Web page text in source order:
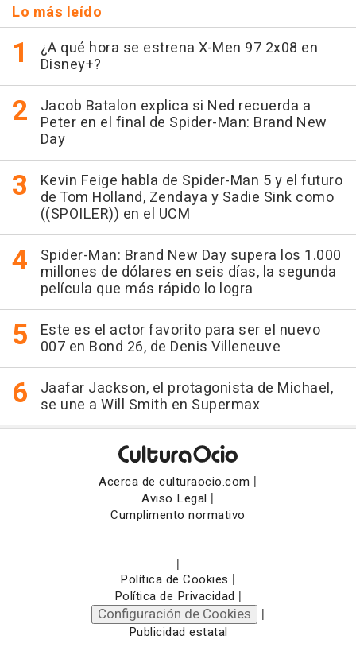
Lo más leído
¿A qué hora se estrena X-Men 97 2x08 en
Disney+?
Jacob Batalon explica si Ned recuerda a
Peter en el final de Spider-Man: Brand New
Day
Kevin Feige habla de Spider-Man 5 y el futuro
de Tom Holland, Zendaya y Sadie Sink como
((SPOILER)) en el UCM
Spider-Man: Brand New Day supera los 1.000
millones de dólares en seis días, la segunda
película que más rápido lo logra
Este es el actor favorito para ser el nuevo
007 en Bond 26, de Denis Villeneuve
Jaafar Jackson, el protagonista de Michael,
se une a Will Smith en Supermax
Acerca de culturaocio.com |
Aviso Legal |
Cumplimento normativo
|
Política de Cookies |
Política de Privacidad |
Configuración de Cookies |
Publicidad estatal